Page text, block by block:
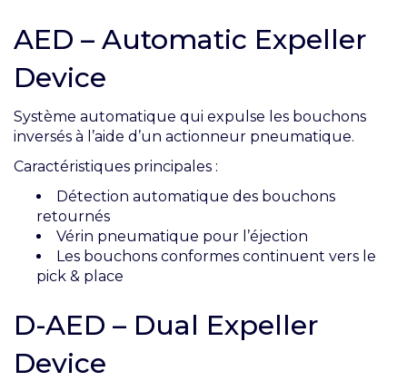
AED – Automatic Expeller
Device
Système automatique qui expulse les bouchons
inversés à l’aide d’un actionneur pneumatique.
Caractéristiques principales :
Détection automatique des bouchons
retournés
Vérin pneumatique pour l’éjection
Les bouchons conformes continuent vers le
pick & place
D-AED – Dual Expeller
Device